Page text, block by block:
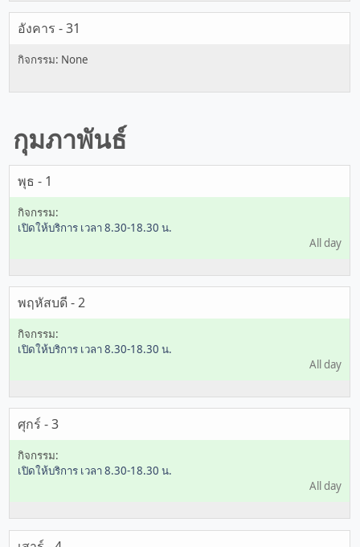
อังคาร - 31
กุมภาพันธ์
พุธ - 1
เปิดให้บริการ เวลา 8.30-18.30 น.
All day
พฤหัสบดี - 2
เปิดให้บริการ เวลา 8.30-18.30 น.
All day
ศุกร์ - 3
เปิดให้บริการ เวลา 8.30-18.30 น.
All day